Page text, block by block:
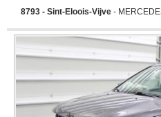
8793 - Sint-Eloois-Vijve -